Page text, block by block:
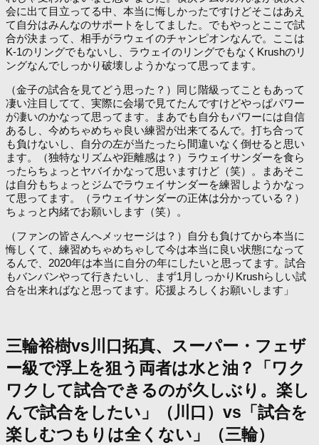
会に出て目立ってる中、本当に悔しかったですけどそこはあえ
て自分はみんなのサポートをしてました。でもやっとここで試
合が決まって、相手がラウェイのチャンピオンなんで。ここは
K-1のリングでもないし、ラウェイのリングでもなくKrushのリ
ングなんでしっかり破壊しようかなって思ってます。
（金子の試合を見てどう思った？）同じ階級ってこともあって
凄い注目してて、実際に会場で見てたんですけどやっぱパワー
が凄いのかなって思ってます。まあでも自分もパワーには自信
あるし、今めちゃめちゃ良い練習が出来てるんで。打ち合って
も負けないし、自分の左が当たったら間違いなく倒せると思い
ます。（独特なリズムや距離感は？）ラウェイサンダーを食ら
ったらちょっとヤバイかなって思いますけど（笑）。まあそこ
は自分もちょっとジムでラウェイサンダーを練習しようかなっ
て思ってます。（ラウェイサンダーの正体は分かっている？）
ちょっと内緒でお願いします（笑）。
（ファンの皆さんへメッセージは？）自分も負けてから本当に
悔しくて、練習めちゃめちゃして今は本当に良い状態になって
るんで、2020年は本当に自分の年にしたいと思ってます。試合
もバンバンやって行きたいし、まず1月しっかりKrushらしい試
合を出来ればなと思ってます。応援よろしくお願いします」
三輪裕樹vs川口拓真、スーパー・フェザ
ー級で浮上を狙う両者は水と油？「ワク
ワクして試合できるのが久しぶり。楽し
んで試合をしたい」（川口）vs「試合を
楽しむつもりは全くない」（三輪）